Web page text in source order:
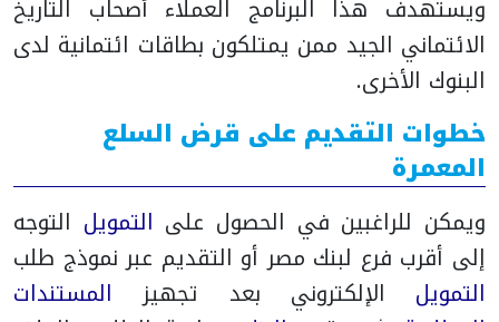
ويستهدف هذا البرنامج العملاء أصحاب التاريخ
الائتماني الجيد ممن يمتلكون بطاقات ائتمانية لدى
البنوك الأخرى.
خطوات التقديم على قرض السلع
المعمرة
ويمكن للراغبين في الحصول على التمويل التوجه
إلى أقرب فرع لبنك مصر أو التقديم عبر نموذج طلب
التمويل الإلكتروني بعد تجهيز المستندات